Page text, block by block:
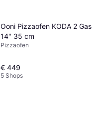
Ooni Pizzaofen KODA 2 Gas
14" 35 cm
Pizzaofen
€ 449
5 Shops